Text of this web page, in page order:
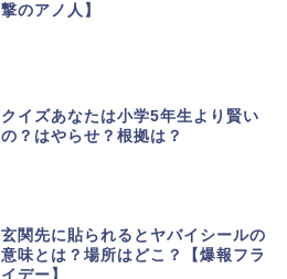
撃のアノ人】
クイズあなたは小学5年生より賢い
の？はやらせ？根拠は？
玄関先に貼られるとヤバイシールの
意味とは？場所はどこ？【爆報フラ
イデー】